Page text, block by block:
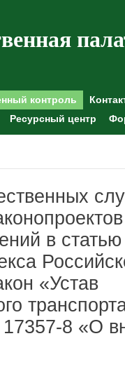
контроль
Ресурсный центр
в
«Устав
8 «О